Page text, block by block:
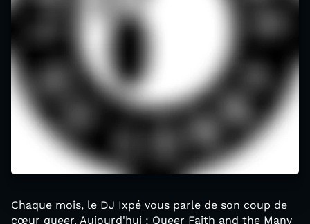
Chaque mois, le DJ Ixpé vous parle de son coup de
cœur queer. Aujourd'hui : Queer Faith and the Many